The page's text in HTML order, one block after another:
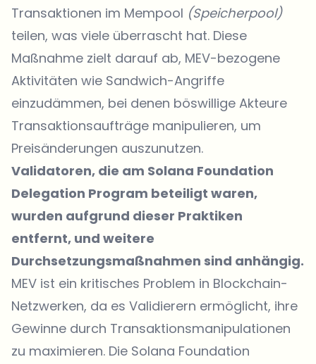
Transaktionen im Mempool (Speicherpool)
teilen, was viele überrascht hat. Diese
Maßnahme zielt darauf ab, MEV-bezogene
Aktivitäten wie Sandwich-Angriffe
einzudämmen, bei denen böswillige Akteure
Transaktionsaufträge manipulieren, um
Preisänderungen auszunutzen.
Validatoren, die am Solana Foundation
Delegation Program beteiligt waren,
wurden aufgrund dieser Praktiken
entfernt, und weitere
Durchsetzungsmaßnahmen sind anhängig.
MEV ist ein kritisches Problem in Blockchain-
Netzwerken, da es Validierern ermöglicht, ihre
Gewinne durch Transaktionsmanipulationen
zu maximieren. Die Solana Foundation